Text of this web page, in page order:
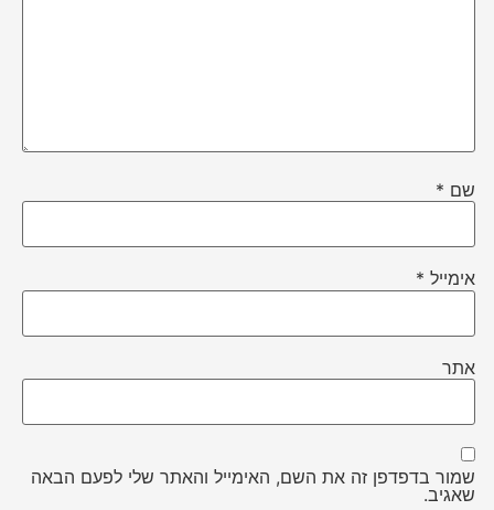
שם *
אימייל *
אתר
שמור בדפדפן זה את השם, האימייל והאתר שלי לפעם הבאה
שאגיב.